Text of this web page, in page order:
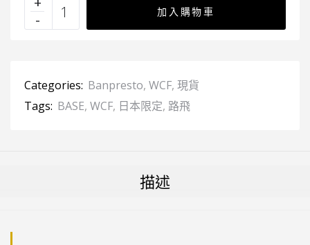
加入購物車
Categories: Banpresto, WCF, 現貨
Tags: BASE, WCF, 日本限定, 路飛
描述